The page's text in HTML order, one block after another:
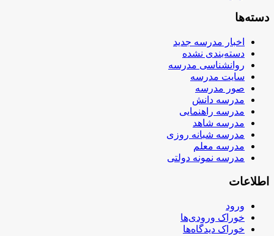
دسته‌ها
اخبار مدرسه جدید
دسته‌بندی نشده
روانشناسی مدرسه
سایت مدرسه
صور مدرسه
مدرسه دانش
مدرسه راهنمایی
مدرسه شاهد
مدرسه شبانه روزی
مدرسه معلم
مدرسه نمونه دولتی
اطلاعات
ورود
خوراک ورودی‌ها
خوراک دیدگاه‌ها